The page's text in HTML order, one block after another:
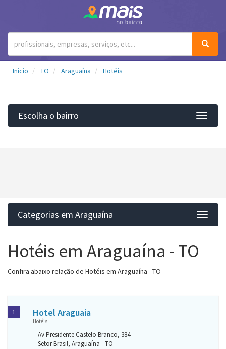
Inicio TO Araguaína Hotéis
Filtro
Escolha o bairro
Categorias em Araguaína
Hotéis em Araguaína - TO
Confira abaixo relação de Hotéis em Araguaína - TO
Hotel Araguaia
Hotéis
Av Presidente Castelo Branco, 384
Setor Brasil, Araguaína - TO
1